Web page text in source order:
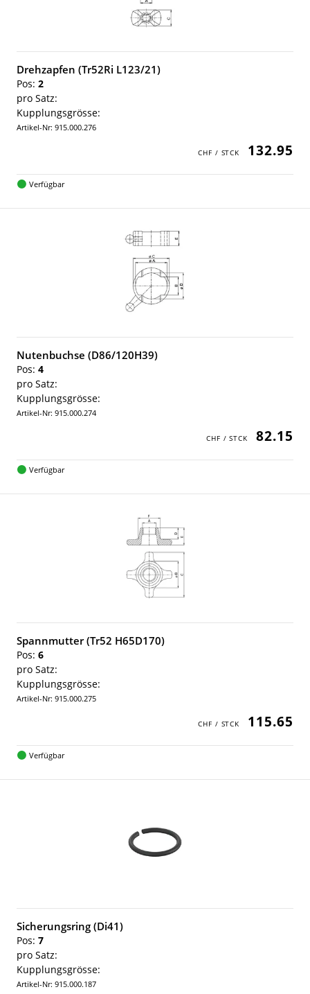
Drehzapfen (Tr52Ri L123/21)
Pos: 2
pro Satz:
Kupplungsgrösse:
Artikel-Nr: 915.000.276
132.95
Verfügbar
Nutenbuchse (D86/120H39)
Pos: 4
pro Satz:
Kupplungsgrösse:
Artikel-Nr: 915.000.274
82.15
Verfügbar
Spannmutter (Tr52 H65D170)
Pos: 6
pro Satz:
Kupplungsgrösse:
Artikel-Nr: 915.000.275
115.65
Verfügbar
Sicherungsring (Di41)
Pos: 7
pro Satz:
Kupplungsgrösse:
Artikel-Nr: 915.000.187